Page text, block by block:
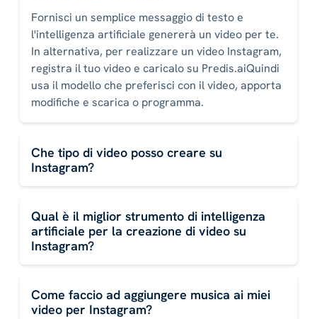
Fornisci un semplice messaggio di testo e
l'intelligenza artificiale genererà un video per te.
In alternativa, per realizzare un video Instagram,
registra il tuo video e caricalo su Predis.aiQuindi
usa il modello che preferisci con il video, apporta
modifiche e scarica o programma.
Che tipo di video posso creare su
Instagram?
Qual è il miglior strumento di intelligenza
artificiale per la creazione di video su
Instagram?
Come faccio ad aggiungere musica ai miei
video per Instagram?